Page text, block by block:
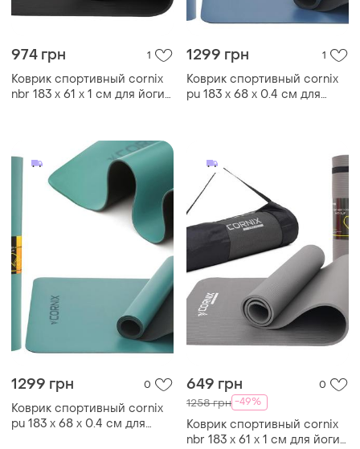
974 грн 1
Коврик спортивный cornix
nbr 183 x 61 x 1 cм для йоги
1299 грн 1
Коврик спортивный cornix
pu 183 x 68 x 0.4 см для
1299 грн 0
Коврик спортивный cornix
pu 183 x 68 x 0.4 см для
649 грн 0
1258 грн -49%
Коврик спортивный cornix
nbr 183 x 61 x 1 cм для йоги